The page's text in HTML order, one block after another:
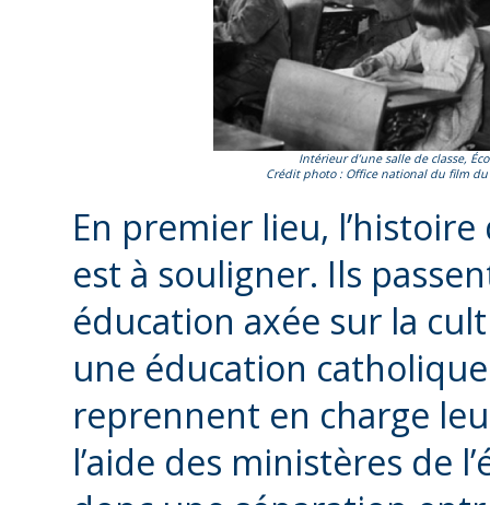
Intérieur d’une salle de classe,
Crédit photo : Office national du film
En premier lieu,
est à souligner. Ils
éducation axée sur la
une éducation
reprennent en charge
l’aide des ministères de